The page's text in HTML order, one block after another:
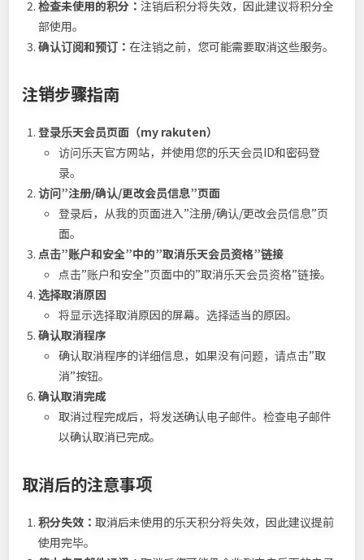
检查未使用的积分：注销后积分将失效，因此建议将积分全
部使用。
确认订阅和预订：在注销之前，您可能需要取消这些服务。
注销步骤指南
登录乐天会员页面（my rakuten）
访问乐天官方网站，并使用您的乐天会员ID和密码登
录。
访问”注册/确认/更改会员信息”页面
登录后，从我的页面进入”注册/确认/更改会员信息”页
面。
点击”账户和安全”中的”取消乐天会员资格”链接
点击”账户和安全”页面中的”取消乐天会员资格”链接。
选择取消原因
将显示选择取消原因的屏幕。选择适当的原因。
确认取消程序
确认取消程序的详细信息，如果没有问题，请点击”取
消”按钮。
确认取消完成
取消过程完成后，将发送确认电子邮件。检查电子邮件
以确认取消已完成。
取消后的注意事项
积分失效：取消后未使用的乐天积分将失效，因此建议提前
使用完毕。